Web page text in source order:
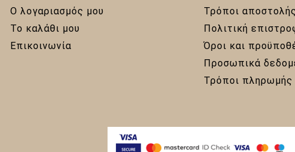
Ο λογαριασμός μου
Το καλάθι μου
Επικοινωνία
Τρόποι αποστολής
Πολιτική
Όροι και
Προσωπικά
Τρόποι πληρωμής